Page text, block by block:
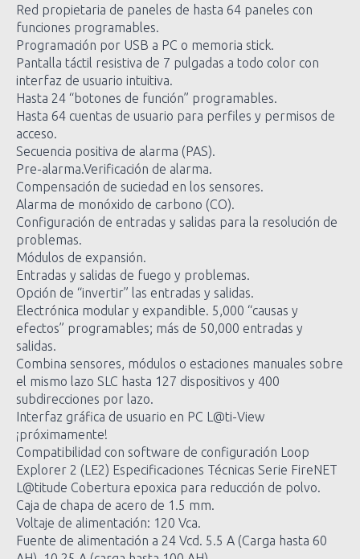
Red propietaria de paneles de hasta 64 paneles con
funciones programables.
Programación por USB a PC o memoria stick.
Pantalla táctil resistiva de 7 pulgadas a todo color con
interfaz de usuario intuitiva.
Hasta 24 “botones de función” programables.
Hasta 64 cuentas de usuario para perfiles y permisos de
acceso.
Secuencia positiva de alarma (PAS).
Pre-alarma.Verificación de alarma.
Compensación de suciedad en los sensores.
Alarma de monóxido de carbono (CO).
Configuración de entradas y salidas para la resolución de
problemas.
Módulos de expansión.
Entradas y salidas de fuego y problemas.
Opción de “invertir” las entradas y salidas.
Electrónica modular y expandible. 5,000 “causas y
efectos” programables; más de 50,000 entradas y
salidas.
Combina sensores, módulos o estaciones manuales sobre
el mismo lazo SLC hasta 127 dispositivos y 400
subdirecciones por lazo.
Interfaz gráfica de usuario en PC L@ti-View
¡próximamente!
Compatibilidad con software de configuración Loop
Explorer 2 (LE2) Especificaciones Técnicas Serie FireNET
L@titude Cobertura epoxica para reducción de polvo.
Caja de chapa de acero de 1.5 mm.
Voltaje de alimentación: 120 Vca.
Fuente de alimentación a 24 Vcd. 5.5 A (Carga hasta 60